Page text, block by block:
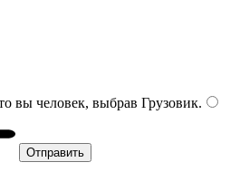
вы человек, выбрав Грузовик.